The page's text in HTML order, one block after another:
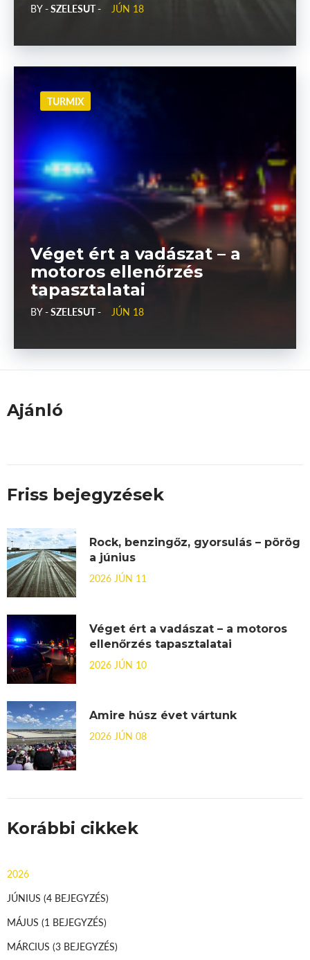
BY- SZELESUT - JÚN 18
TURMIX
Véget ért a vadászat – a
motoros ellenőrzés
tapasztalatai
BY- SZELESUT - JÚN 18
Ajánló
Friss bejegyzések
Rock, benzingőz, gyorsulás – pörög
a június
2026 JÚN 11
Véget ért a vadászat – a motoros
ellenőrzés tapasztalatai
2026 JÚN 10
Amire húsz évet vártunk
2026 JÚN 08
Korábbi cikkek
2026
JÚNIUS (4 BEJEGYZÉS)
MÁJUS (1 BEJEGYZÉS)
MÁRCIUS (3 BEJEGYZÉS)